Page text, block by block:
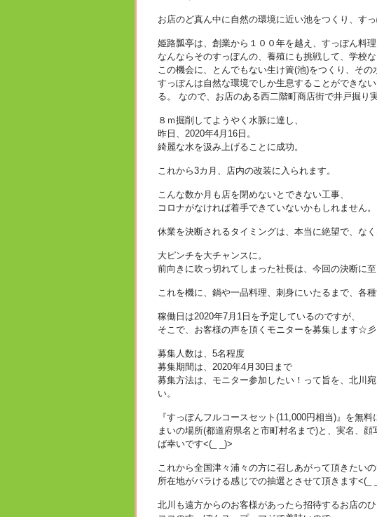
お店のど真ん中に自然の環境に近い池をつくり、す
姫路瓢亭は、創業から１００年を越え、すっぽん料
なんならそのすっぽんの、養殖にも挑戦して、学校
この機会に、とんでもない生け簀(池)をつくり、その
すっぽんは自然な環境でしか生息することができな
る。 なので、お店のある西二階町商店街で井戸掘り
８ｍ掘削してようやく水脈に達し、
昨日、2020年4月16日。
綺麗な水を汲み上げることに成功。
これから3カ月、店内の改装に入られます。
こんな数か月も店を閉めないとできない工事、
コロナがなければ着手できていないかもしれません。
休業を決断されるタイミングは、本当に絶望で、な
大ピンチを大チャンスに。
前向きに吹っ切れてしまった社長は、今回の決断に至
これを機に、鍋や一品料理、刺身にいたるまで、各
稼働日は2020年7月1日を予定しているのですが、
そこで、お客様の声を頂くモニターを募集します☆彡
募集人数は、5名程度
募集期間は、2020年4月30日まで
募集方法は、モニター参加したい！って旨を、北川
い。
『すっぽんフルコースセット(11,000円相当)』を無
まいの場所(都道府県名と市町村名まで)と、実名、
ば幸いです<(_ _)>
これから全国津々浦々の方に召しあがって頂きたいの
所在地がバラける感じでの抽選とさせて頂きます<(_
北川も遠方からのお客様があったら招待するお店のひ